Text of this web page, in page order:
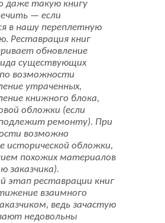
даже такую книгу
— если
в нашу переплетную
Реставрация книг
обновление
существующих
возможности
утраченных,
книжного блока,
обложки (если
ремонту). При
возможно
исторической обложки,
похожих материалов
заказчика).
этап реставрации книг
взаимного
ведь зачастую
недовольны